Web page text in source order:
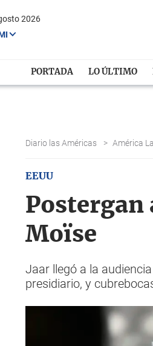
2026
PORTADA LO ÚLTIMO
Diario las Américas > América
EEUU
Postergan
Moïse
Jaar llegó a la
presidiario, y